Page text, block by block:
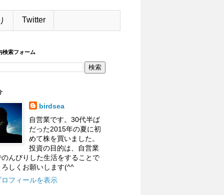
Twitter
検索フォーム
birdsea
自営業です。30代半ば
だった2015年の夏に初
めて株を買いました。
投資の目的は、自営業
んびりした生活をすることで
ろしくお願いします(^^
フィールを表示